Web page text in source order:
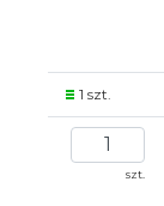
1 szt.
szt.